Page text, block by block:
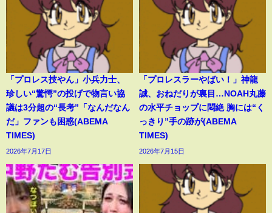
「プロレス技やん」小兵力士、
珍しい“驚愕”の投げで物言い協
議は3分超の“長考”「なんだなん
だ」ファンも困惑(ABEMA
TIMES)
2026年7月17日
「プロレスラーやばい！」神龍
誠、おねだりが裏目…NOAH丸藤
の水平チョップに悶絶 胸には“く
っきり”手の跡が(ABEMA
TIMES)
2026年7月15日